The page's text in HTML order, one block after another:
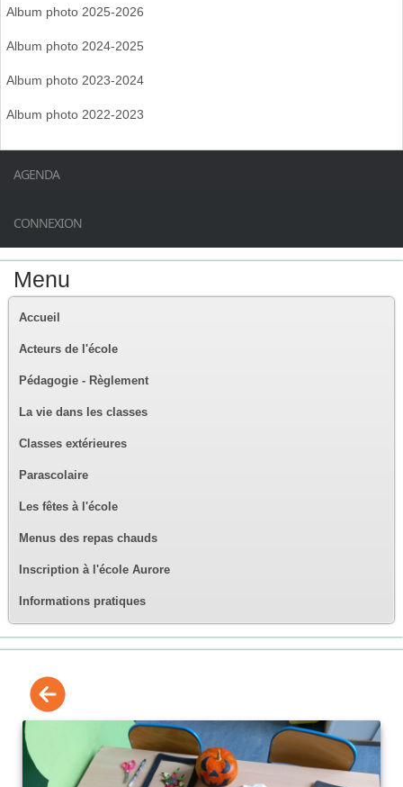
Album photo 2025-2026
Album photo 2024-2025
Album photo 2023-2024
Album photo 2022-2023
AGENDA
CONNEXION
Menu
Accueil
Acteurs de l'école
Pédagogie - Règlement
La vie dans les classes
Classes extérieures
Parascolaire
Les fêtes à l'école
Menus des repas chauds
Inscription à l'école Aurore
Informations pratiques